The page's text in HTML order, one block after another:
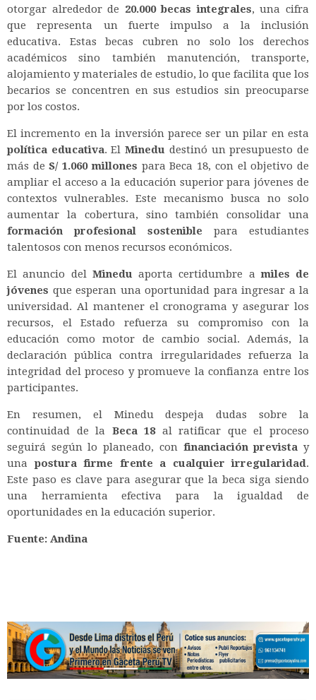
otorgar alrededor de 20.000 becas integrales, una cifra
que representa un fuerte impulso a la inclusión
educativa. Estas becas cubren no solo los derechos
académicos sino también manutención, transporte,
alojamiento y materiales de estudio, lo que facilita que los
becarios se concentren en sus estudios sin preocuparse
por los costos.
El incremento en la inversión parece ser un pilar en esta
política educativa. ElMinedu destinó un presupuesto de
más deS/ 1.060 millones para Beca 18, con el objetivo de
ampliar el acceso a la educación superior para jóvenes de
contextos vulnerables. Este mecanismo busca no solo
aumentar la cobertura, sino también consolidar una
formación profesional sostenible para estudiantes
talentosos con menos recursos económicos.
El anuncio del Minedu aporta certidumbre amiles de
jóvenes que esperan una oportunidad para ingresar a la
universidad. Al mantener el cronograma y asegurar los
recursos, el Estado refuerza su compromiso con la
educación como motor de cambio social. Además, la
declaración pública contra irregularidades refuerza la
integridad del proceso y promueve la confianza entre los
participantes.
En resumen, el Minedu despeja dudas sobre la
continuidad de la Beca 18al ratificar que el proceso
seguirá según lo planeado, con financiación prevista y
una postura firme frente a cualquier irregularidad.
Este paso es clave para asegurar que la beca siga siendo
una herramienta efectiva para la igualdad de
oportunidades en la educación superior.
Fuente: Andina